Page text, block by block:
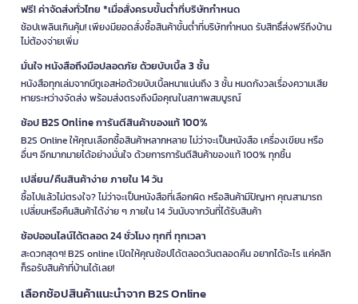
ฟรี! ค่าจัดส่งทั่วไทย *เมื่อสั่งครบขั้นต่ำที่บริษัทกำหนด
ช้อปเพลินเกินคุ้ม! เพียงมียอดสั่งซื้อสินค้าขั้นต่ำที่บริษัทกำหนด รับสิทธิ์ส่งฟรีถึงบ้าน
ไม่ต้องจ่ายเพิ่ม
มั่นใจ หนังสือถึงมือปลอดภัย ด้วยบับเบิ้ล 3 ชั้น
หนังสือทุกเล่มจากบีทูเอสห่อด้วยบับเบิ้ลหนาแน่นถึง 3 ชั้น หมดกังวลเรื่องความเสีย
หายระหว่างจัดส่ง พร้อมส่งตรงถึงมือคุณในสภาพสมบูรณ์
ช้อป B2S Online การันตีสินค้าของแท้ 100%
B2S Online ให้คุณเลือกซื้อสินค้าหลากหลาย ไม่ว่าจะเป็นหนังสือ เครื่องเขียน หรือ
อื่นๆ อีกมากมายได้อย่างมั่นใจ ด้วยการการันตีสินค้าของแท้ 100% ทุกชิ้น
เปลี่ยน/คืนสินค้าง่าย ภายใน 14 วัน
ซื้อไปแล้วไม่ตรงใจ? ไม่ว่าจะเป็นหนังสือที่เลือกผิด หรือสินค้ามีปัญหา คุณสามารถ
เปลี่ยนหรือคืนสินค้าได้ง่าย ๆ ภายใน 14 วันนับจากวันที่ได้รับสินค้า
ช้อปออนไลน์ได้ตลอด 24 ชั่วโมง ทุกที่ ทุกเวลา
สะดวกสุดๆ! B2S online เปิดให้คุณช้อปได้ตลอดวันตลอดคืน อยากได้อะไร แค่คลิก
ก็รอรับสินค้าที่บ้านได้เลย!
เลือกช้อปสินค้าแนะนำจาก B2S Online